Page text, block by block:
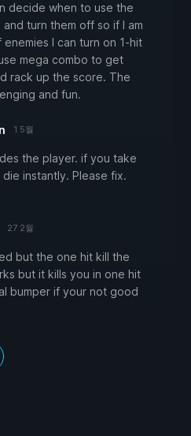
decide when to use the
turn them off so if I am
I can turn on 1-hit
mega combo to get
rack up the score. The
and fun.
1 5월
the player. if you take
instantly. Please fix.
27 2월
but the one hit kill the
but it kills you in one hit
bumper if your not good